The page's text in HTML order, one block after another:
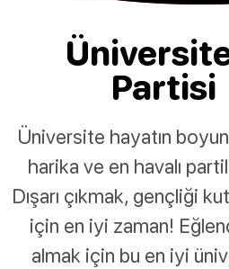
Partisi
Üniversite hayatın
harika ve en havalı
Dışarı çıkmak, gençliği
için en iyi zaman!
almak için bu en iyi